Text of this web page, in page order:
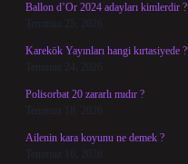
Ballon d’Or 2024 adayları kimlerdir ?
Temmuz 25, 2026
Karekök Yayınları hangi kırtasiyede ?
Temmuz 24, 2026
Polisorbat 20 zararlı mıdır ?
Temmuz 18, 2026
Ailenin kara koyunu ne demek ?
Temmuz 16, 2026